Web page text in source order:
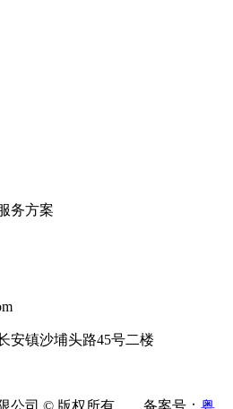
务方案
安镇沙埔头路45号二楼
限公司 © 版权所有 备案号： 粤